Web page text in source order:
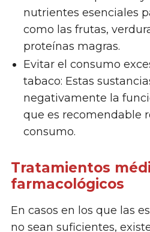
nutrientes esenciales
como las frutas,
proteínas magras.
Evitar el consumo
tabaco: Estas
negativamente la
que es recomendable
consumo.
Tratamientos
farmacológicos
En casos en los que las
no sean suficientes,